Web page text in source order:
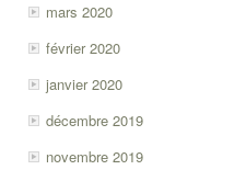
mars 2020
février 2020
janvier 2020
décembre 2019
novembre 2019